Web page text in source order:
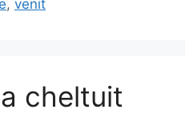
, venit
cheltuit